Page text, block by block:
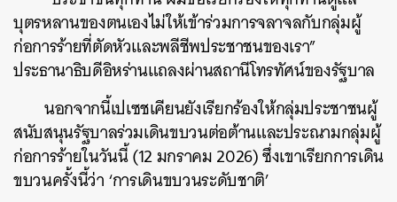
บุตรหลานของตนเองไม่ให้เข้าร่วมการจลาจลกับกลุ่มผู้
ก่อการร้ายที่ตัดหัวและพลีชีพประชาชนของเรา”
ประธานาธิบดีอิหร่านแถลงผ่านสถานีโทรทัศน์ของรัฐบาล
นอกจากนี้เปเซชเคียนยังเรียกร้องให้กลุ่มประชาชนผู้
สนับสนุนรัฐบาลร่วมเดินขบวนต่อต้านและประณามกลุ่มผู้
ก่อการร้ายในวันนี้ (12 มกราคม 2026) ซึ่งเขาเรียกการเดิน
ขบวนครั้งนี้ว่า ‘การเดินขบวนระดับชาติ’